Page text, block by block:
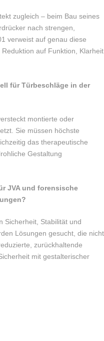
zugleich – beim Bau seines
nach strengen,
verweist auf genau diese
auf Funktion, Klarheit
für Türbeschläge in der
montierte oder
Sie müssen höchste
das therapeutische
Gestaltung
JVA und forensische
Sicherheit, Stabilität und
Lösungen gesucht, die nicht
zurückhaltende
mit gestalterischer